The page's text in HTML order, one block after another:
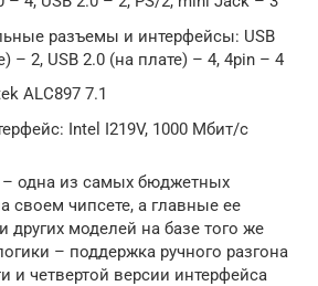
разъемы и интерфейсы: USB
– 2, USB 2.0 (на плате) – 4, 4pin – 4
ALC897 7.1
Intel I219V, 1000 Мбит/с
– одна из самых бюджетных
своем чипсете, а главные ее
других моделей на базе того же
– поддержка ручного разгона
и четвертой версии интерфейса